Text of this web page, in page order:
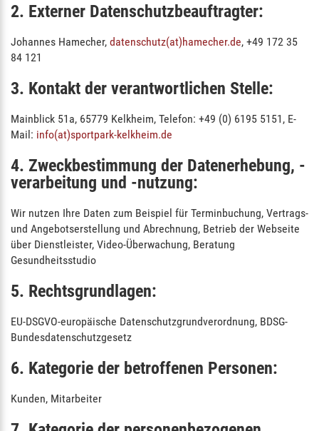
2. Externer Datenschutzbeauftragter:
Johannes Hamecher, datenschutz(at)hamecher.de, +49 172 35
84 121
3. Kontakt der verantwortlichen Stelle:
Mainblick 51a, 65779 Kelkheim, Telefon: +49 (0) 6195 5151, E-
Mail: info(at)sportpark-kelkheim.de
4. Zweckbestimmung der Datenerhebung, -
verarbeitung und -nutzung:
Wir nutzen Ihre Daten zum Beispiel für Terminbuchung, Vertrags-
und Angebotserstellung und Abrechnung, Betrieb der Webseite
über Dienstleister, Video-Überwachung, Beratung
Gesundheitsstudio
5. Rechtsgrundlagen:
EU-DSGVO-europäische Datenschutzgrundverordnung, BDSG-
Bundesdatenschutzgesetz
6. Kategorie der betroffenen Personen:
Kunden, Mitarbeiter